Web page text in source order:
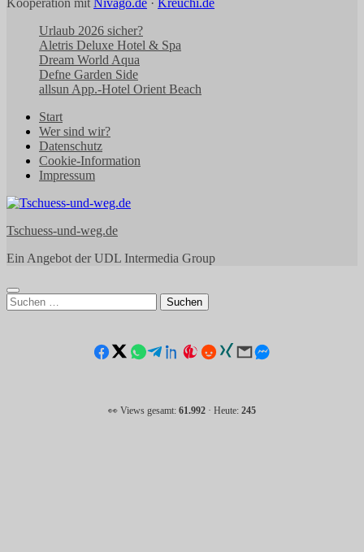
Urlaub 2026 sicher?
Aletris Deluxe Hotel & Spa
Dream World Aqua
Defne Garden Side
allsun App.-Hotel Orient Beach
Start
Wer sind wir?
Datenschutz
Cookie-Information
Impressum
Tschuess-und-weg.de
Ein Angebot der UDL Intermedia Group
Suchen
nach:
👀 Views gesamt: 61.992 · Heute: 245